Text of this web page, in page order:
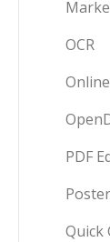
OCR
PDF
Quick